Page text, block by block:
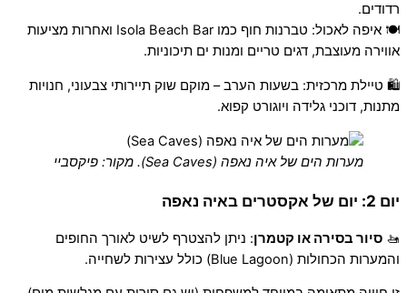
רדודים.
🍽 איפה לאכול: טברנות חוף כמו Isola Beach Bar ואחרות מציעות
אווירה מעוצבת, דגים טריים ומנות ים תיכוניות.
🛍 טיילת מרכזית: בשעות הערב – מוקם שוק תיירותי צבעוני, חנויות
מתנות, דוכני גלידה ויוגורט קפוא.
מערות הים של איה נאפה (Sea Caves). מקור: פיקסביי
יום 2: יום של אקסטרים באיה נאפה
🚤 סיור בסירה או קטמרן: ניתן להצטרף לשיט לאורך החופים
והמערות הכחולות (Blue Lagoon) כולל עצירות לשחייה.